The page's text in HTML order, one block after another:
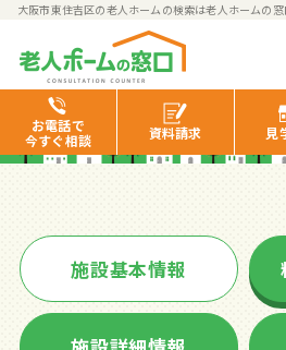
大阪市東住吉区の老人ホームの検索は老人ホームの窓
お電話で
今すぐ相談
資料請求 見
クランコー
施設基本情報